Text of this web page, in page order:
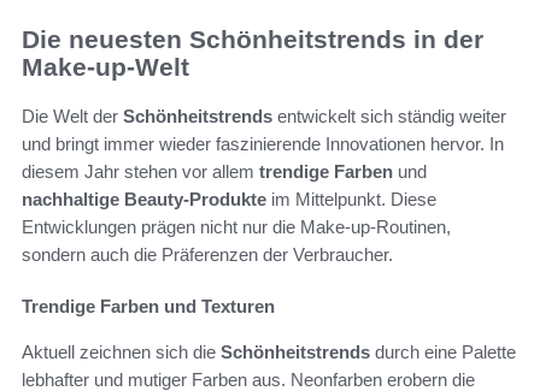
Die neuesten Schönheitstrends in der
Make-up-Welt
Die Welt der Schönheitstrends entwickelt sich ständig weiter
und bringt immer wieder faszinierende Innovationen hervor. In
diesem Jahr stehen vor allem trendige Farben und
nachhaltige Beauty-Produkte im Mittelpunkt. Diese
Entwicklungen prägen nicht nur die Make-up-Routinen,
sondern auch die Präferenzen der Verbraucher.
Trendige Farben und Texturen
Aktuell zeichnen sich die Schönheitstrends durch eine Palette
lebhafter und mutiger Farben aus. Neonfarben erobern die